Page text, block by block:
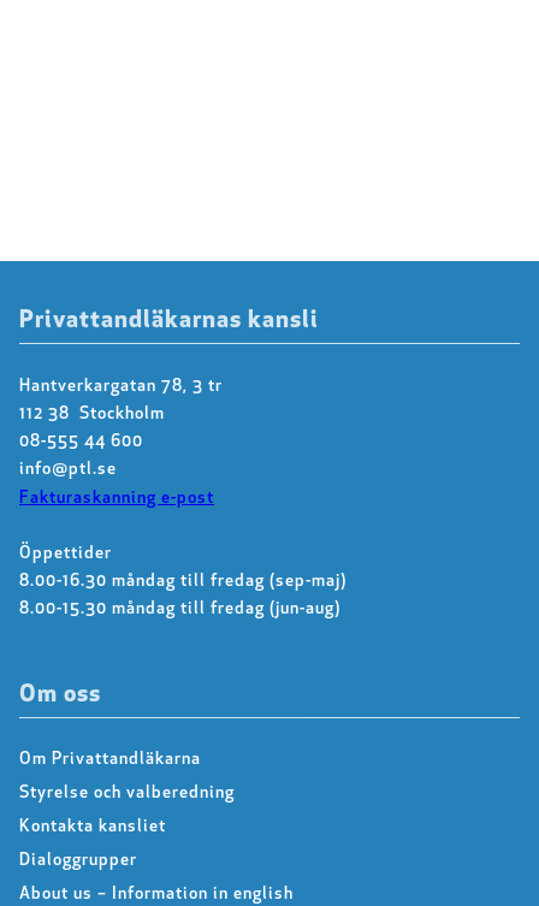
Privattandläkarnas kansli
Hantverkargatan 78, 3 tr
112 38 Stockholm
08-555 44 600
info@ptl.se
Fakturaskanning e-post
Öppettider
8.00-16.30 måndag till fredag (sep-maj)
8.00-15.30 måndag till fredag (jun-aug)
Om oss
Om Privattandläkarna
Styrelse och valberedning
Kontakta kansliet
Dialoggrupper
About us – Information in english